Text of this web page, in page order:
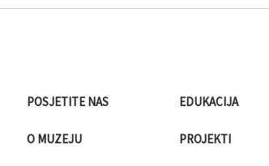
POSJETITE NAS
O MUZEJU
EDUKACIJA
PROJEKTI